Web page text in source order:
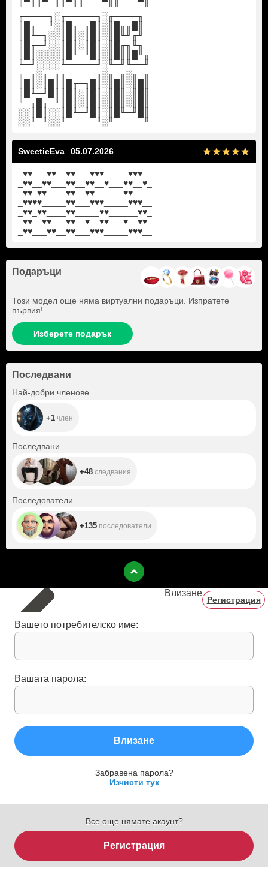
╙─╜╙──╜╙─╜╙────╜╙────╜
╓────╖░╓─────╖░╓────╖
║█╓──╜░║█╓─╖█║░║█╓╖█║
║█╙─╖░░║█║░║█║░║█╙╜╓╜
║█╓─╜░░║█║░║█║░║█╓╖╙╖
║█║░░░░║█╙─╜█║░║█║║█╙╖
╙─╜░░░░╙─────╜░╙─╜╙──╜
╓─╖░╓─╖╓─────╖░╓─╖░╓─╖
║█║░║█║║█╓─╖█║░║█║░║█║
║█╙─╜█║║█║░║█║░║█║░║█║
╙─╖█╓─╜║█║░║█║░║█║░║█║
░░║█║░░║█╙─╜█║░║█╙─╜█║
░░╙─╜░░╙─────╜░╙─────╜
SweetieEva 05.07.2026
_♥♥___♥♥__♥♥___♥♥♥_____♥♥♥__
_♥♥__♥♥___♥♥__♥♥__♥___♥♥__♥_
_♥♥_♥♥____♥♥__♥♥______♥♥____
_♥♥♥♥_____♥♥___♥♥♥_____♥♥♥__
_♥♥_♥♥____♥♥_____♥♥______♥♥_
_♥♥__♥♥___♥♥__♥__♥♥___♥__♥♥_
_♥♥___♥♥__♥♥___♥♥♥_____♥♥♥__
Подаръци
Този модел още няма виртуални подаръци. Изпратете
първия!
Изберете подарък
Последвани
Най-добри членове
+1 член
Последвани
+48 следвания
Последователи
+135 последователи
Влизане
Регистрация
Вашето потребителско име:
Вашата парола:
Влизане
Забравена парола?
Изчисти тук
Все още нямате акаунт?
Регистрация